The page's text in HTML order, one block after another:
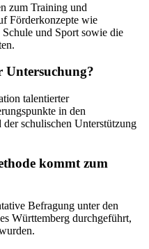
zum Training und
Förderkonzepte wie
und Sport sowie die
Untersuchung?
talentierter
in den
der schulischen Unterstützung
kommt zum
Befragung unter den
Württemberg durchgeführt,